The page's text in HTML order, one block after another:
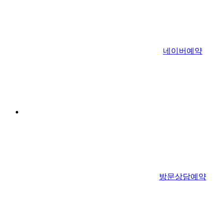
네이버예약
방문상담예약